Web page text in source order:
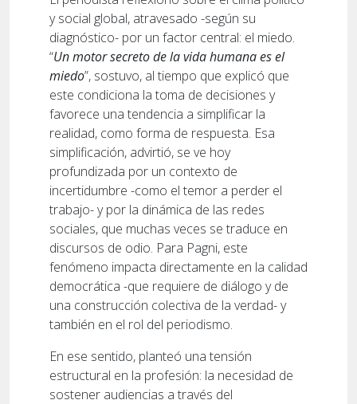
y social global, atravesado -según su
diagnóstico- por un factor central: el miedo.
“Un motor secreto de la vida humana es el
miedo”, sostuvo, al tiempo que explicó que
este condiciona la toma de decisiones y
favorece una tendencia a simplificar la
realidad, como forma de respuesta. Esa
simplificación, advirtió, se ve hoy
profundizada por un contexto de
incertidumbre -como el temor a perder el
trabajo- y por la dinámica de las redes
sociales, que muchas veces se traduce en
discursos de odio. Para Pagni, este
fenómeno impacta directamente en la calidad
democrática -que requiere de diálogo y de
una construcción colectiva de la verdad- y
también en el rol del periodismo.
En ese sentido, planteó una tensión
estructural en la profesión: la necesidad de
sostener audiencias a través del